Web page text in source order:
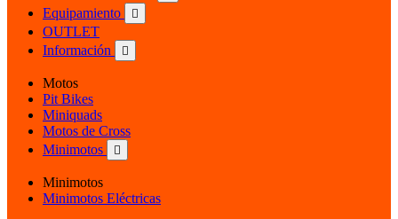
Equipamiento 
OUTLET
Información

Motos
Pit Bikes
Miniquads
Motos de Cross
Minimotos

Minimotos
Minimotos Eléctricas